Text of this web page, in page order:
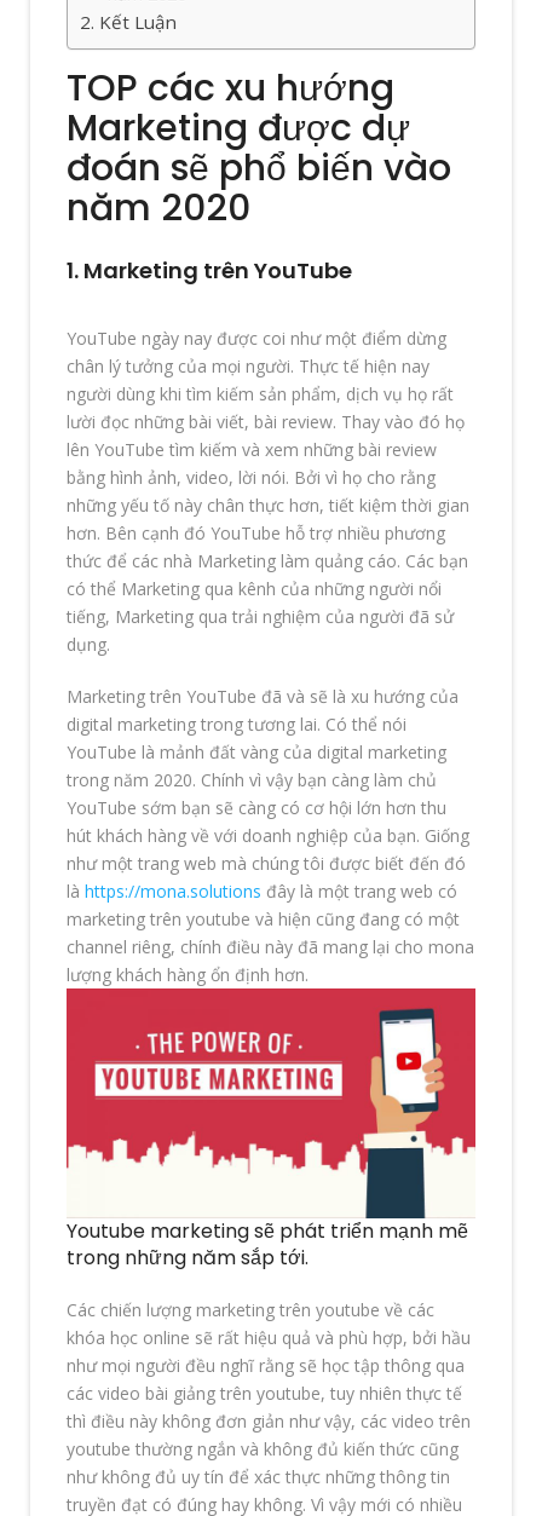
Kết Luận
TOP các xu hướng
Marketing được dự
đoán sẽ phổ biến vào
năm 2020
1. Marketing trên YouTube
YouTube ngày nay được coi như một điểm dừng
chân lý tưởng của mọi người. Thực tế hiện nay
người dùng khi tìm kiếm sản phẩm, dịch vụ họ rất
lười đọc những bài viết, bài review. Thay vào đó họ
lên YouTube tìm kiếm và xem những bài review
bằng hình ảnh, video, lời nói. Bởi vì họ cho rằng
những yếu tố này chân thực hơn, tiết kiệm thời gian
hơn. Bên cạnh đó YouTube hỗ trợ nhiều phương
thức để các nhà Marketing làm quảng cáo. Các bạn
có thể Marketing qua kênh của những người nổi
tiếng, Marketing qua trải nghiệm của người đã sử
dụng.
Marketing trên YouTube đã và sẽ là xu hướng của
digital marketing trong tương lai. Có thể nói
YouTube là mảnh đất vàng của digital marketing
trong năm 2020. Chính vì vậy bạn càng làm chủ
YouTube sớm bạn sẽ càng có cơ hội lớn hơn thu
hút khách hàng về với doanh nghiệp của bạn. Giống
như một trang web mà chúng tôi được biết đến đó
là https://mona.solutions đây là một trang web có
marketing trên youtube và hiện cũng đang có một
channel riêng, chính điều này đã mang lại cho mona
lượng khách hàng ổn định hơn.
Youtube marketing sẽ phát triển mạnh mẽ
trong những năm sắp tới.
Các chiến lượng marketing trên youtube về các
khóa học online sẽ rất hiệu quả và phù hợp, bởi hầu
như mọi người đều nghĩ rằng sẽ học tập thông qua
các video bài giảng trên youtube, tuy nhiên thực tế
thì điều này không đơn giản như vậy, các video trên
youtube thường ngắn và không đủ kiến thức cũng
như không đủ uy tín để xác thực những thông tin
truyền đạt có đúng hay không. Vì vậy mới có nhiều